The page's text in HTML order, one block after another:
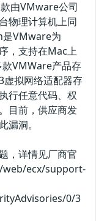
由VMware公司
物理计算机上同
是VMware为
，支持在Mac上
VMWare产品存
虚拟网络适配器存
行任意代码、权
目前，供应商发
漏洞。
，详情见厂商官
ecx/support-
0/3